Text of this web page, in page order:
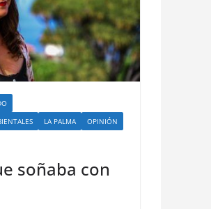
LA PALMA
OPINIÓN
soñaba con